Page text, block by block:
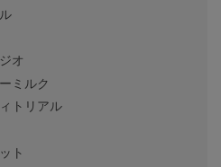
オ
ミルク
トリアル
ト